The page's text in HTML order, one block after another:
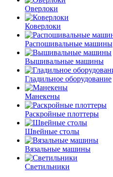
Оверлоки
Коверлоки
Распошивальные машины
Вышивальные машины
Гладильное оборудование
Манекены
Раскройные плоттеры
Швейные столы
Вязальные машины
Светильники